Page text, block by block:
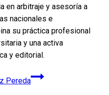
en arbitraje y asesoría a
nacionales e
su práctica profesional
y una activa
y editorial.
Pereda